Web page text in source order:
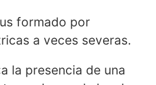
formado por
a veces severas.
la presencia de una